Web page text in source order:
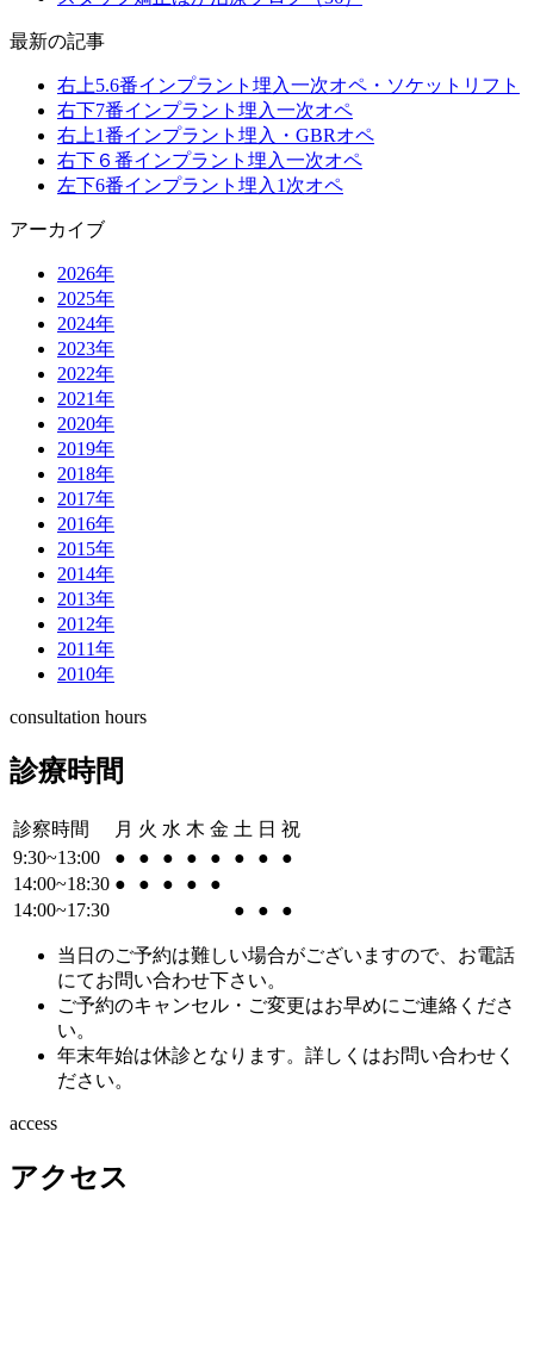
最新の記事
右上5.6番インプラント埋入一次オペ・ソケットリフト
右下7番インプラント埋入一次オペ
右上1番インプラント埋入・GBRオペ
右下６番インプラント埋入一次オペ
左下6番インプラント埋入1次オペ
アーカイブ
2026年
2025年
2024年
2023年
2022年
2021年
2020年
2019年
2018年
2017年
2016年
2015年
2014年
2013年
2012年
2011年
2010年
consultation hours
診療時間
診察時間 月 火 水 木 金 土 日 祝
9:30~13:00
● ● ● ● ● ● ●
●
14:00~18:30 ● ● ● ●
●
14:00~17:30
● ● ●
当日のご予約は難しい場合がございますので、お電話
にてお問い合わせ下さい。
ご予約のキャンセル・ご変更はお早めにご連絡くださ
い。
年末年始は休診となります。詳しくはお問い合わせく
ださい。
access
アクセス